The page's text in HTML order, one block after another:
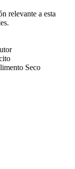
relevante a esta
Seco